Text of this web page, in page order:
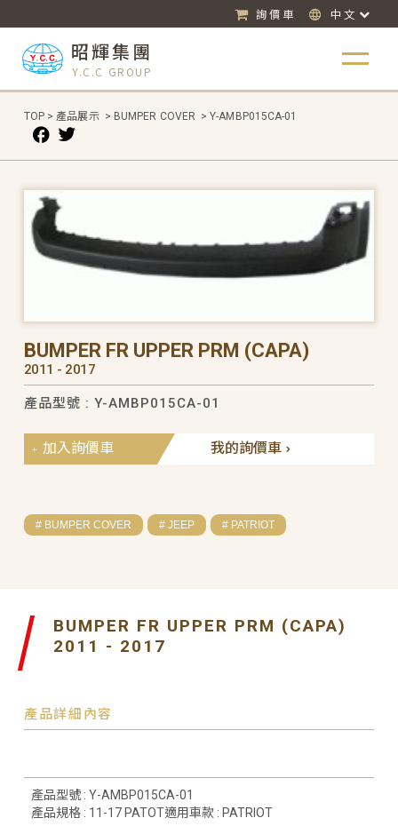
詢價車 中文
昭輝集團
Y.C.C GROUP
TOP > 產品展示 > BUMPER COVER > Y-AMBP015CA-01
BUMPER FR UPPER PRM (CAPA)
2011 - 2017
產品型號 : Y-AMBP015CA-01
我的詢價車
加入詢價車
# BUMPER COVER # JEEP # PATRIOT
BUMPER FR UPPER PRM (CAPA)
2011 - 2017
產品詳細內容
產品型號 : Y-AMBP015CA-01
產品規格 : 11-17 PATOT適用車款 : PATRIOT